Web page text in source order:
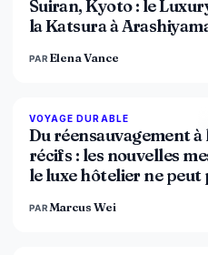
Suiran, Kyoto : le
la Katsura à
PAR Elena Vance
VOYAGE DURABLE
Du réensauvagement
récifs : les nouvelles
le luxe hôtelier ne
PAR Marcus Wei